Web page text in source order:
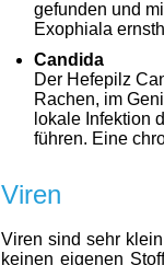
gefunden und
Exophiala
Candida
Der Hefepilz
Rachen, im
lokale Infektion
führen. Eine
Viren
Viren sind sehr
keinen eigenen